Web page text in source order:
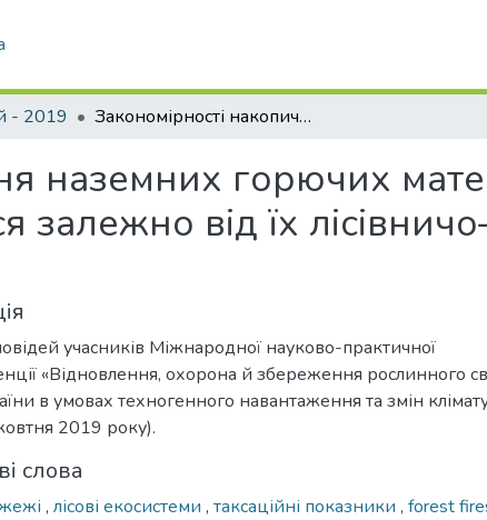
- 2019 Закономірності накопичення наземних горючих матеріалів у сосняках Київського Полісся залежно від їх лісівничо–аксаційних показників
наземних горючих
залежно від їх
учасників Міжнародної науково-практичної
«Відновлення, охорона й збереження рослинного
в умовах техногенного навантаження та змін
2019 року).
слова
, лісові екосистеми , таксаційні показники , forest